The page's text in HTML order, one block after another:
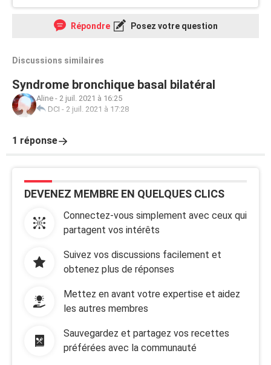
Répondre Posez votre question
Discussions similaires
Syndrome bronchique basal bilatéral
Aline - 2 juil. 2021 à 16:25
DCI - 2 juil. 2021 à 17:28
1 réponse
DEVENEZ MEMBRE EN QUELQUES CLICS
Connectez-vous simplement avec ceux qui
partagent vos intérêts
Suivez vos discussions facilement et
obtenez plus de réponses
Mettez en avant votre expertise et aidez
les autres membres
Sauvegardez et partagez vos recettes
préférées avec la communauté